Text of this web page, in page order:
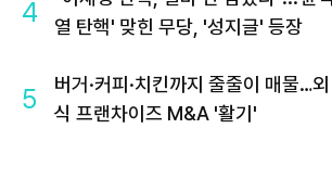
4
열 탄핵' 맞힌 무당, '성지글' 등장
5
버거·커피·치킨까지 줄줄이 매물…외
식 프랜차이즈 M&A '활기'